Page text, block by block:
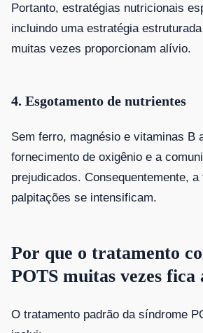
Portanto, estratégias nutricionais
incluindo uma estratégia estruturada
muitas vezes proporcionam alívio.
4. Esgotamento de nutrientes
Sem ferro, magnésio e vitaminas B
fornecimento de oxigênio e a
prejudicados. Consequentemente, a
palpitações se intensificam.
Por que o tratamento
POTS muitas vezes fica
O tratamento padrão da síndrome